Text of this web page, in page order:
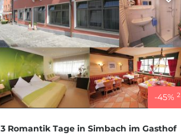
-45% 2
3 Romantik Tage in Simbach im Gasthof